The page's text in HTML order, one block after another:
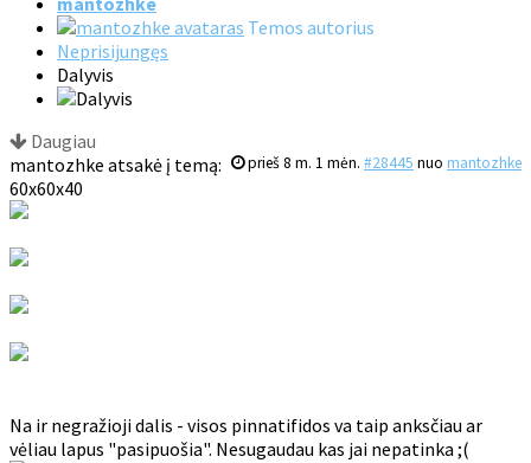
Temos autorius
Neprisijungęs
Dalyvis
Daugiau
prieš 8 m. 1 mėn. #28445 nuo mantozhke
mantozhke atsakė į temą:
60x60x40
Na ir negražioji dalis - visos pinnatifidos va taip anksčiau ar
vėliau lapus "pasipuošia". Nesugaudau kas jai nepatinka ;(